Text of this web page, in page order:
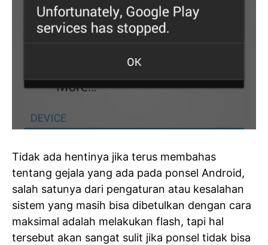
Tidak ada hentinya jika terus membahas
tentang gejala yang ada pada ponsel Android,
salah satunya dari pengaturan atau kesalahan
sistem yang masih bisa dibetulkan dengan cara
maksimal adalah melakukan flash, tapi hal
tersebut akan sangat sulit jika ponsel tidak bisa